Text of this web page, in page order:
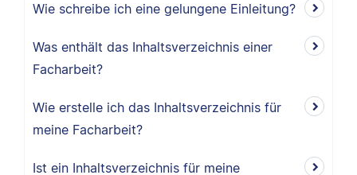
Wie schreibe ich eine gelungene Einleitung?
Was enthält das Inhaltsverzeichnis einer
Facharbeit?
Wie erstelle ich das Inhaltsverzeichnis für
meine Facharbeit?
Ist ein Inhaltsverzeichnis für meine